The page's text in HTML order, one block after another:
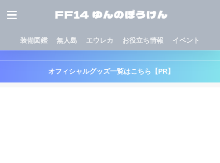
装備図鑑 無人島 エウレカ お役立ち情報 イベント
オフィシャルグッズ一覧はこちら【PR】